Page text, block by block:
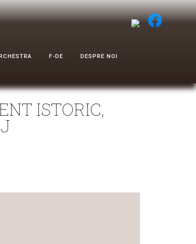
F-DE DESPRE NOI
ISTORIC,